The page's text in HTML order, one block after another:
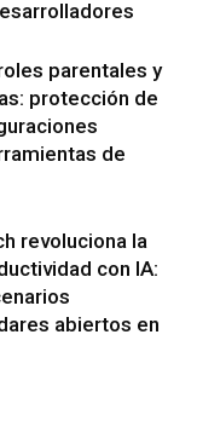
parentales y
protección de
de
revoluciona la
con IA:
abiertos en